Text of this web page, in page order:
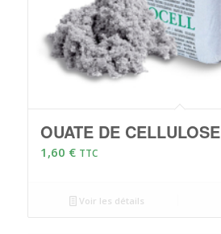
OUATE DE CELLULOSE
1,60 € TTC
Voir les détails